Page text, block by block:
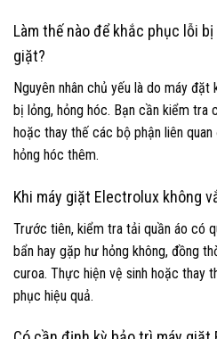
Làm thế nào để khắc phục lỗi
giặt?
Nguyên nhân chủ yếu là do máy
bị lỏng, hỏng hóc. Bạn cần kiểm tra
hoặc thay thế các bộ phận liên
hỏng hóc thêm.
Khi máy giặt Electrolux không
Trước tiên, kiểm tra tải quần áo có
bẩn hay gặp hư hỏng không, đồng
curoa. Thực hiện vệ sinh hoặc thay
phục hiệu quả.